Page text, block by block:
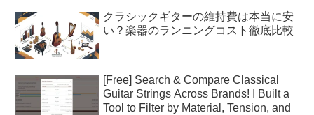
クラシックギターの維持費は本当に安
い？楽器のランニングコスト徹底比較
[Free] Search & Compare Classical
Guitar Strings Across Brands! I Built a
Tool to Filter by Material, Tension, and